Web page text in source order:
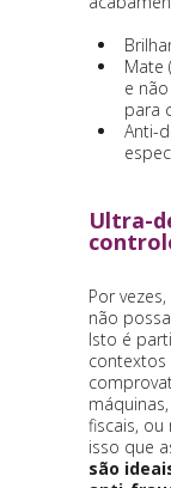
Mate
e
para
Anti-
Ultra-
Por
não
Isto é
contextos
fiscais, ou
isso que
são